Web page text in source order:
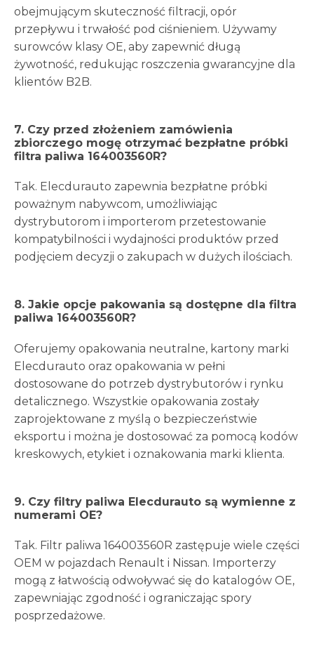
obejmującym skuteczność filtracji, opór
przepływu i trwałość pod ciśnieniem. Używamy
surowców klasy OE, aby zapewnić długą
żywotność, redukując roszczenia gwarancyjne dla
klientów B2B.
7. Czy przed złożeniem zamówienia
zbiorczego mogę otrzymać bezpłatne próbki
filtra paliwa 164003560R?
Tak. Elecdurauto zapewnia bezpłatne próbki
poważnym nabywcom, umożliwiając
dystrybutorom i importerom przetestowanie
kompatybilności i wydajności produktów przed
podjęciem decyzji o zakupach w dużych ilościach.
8. Jakie opcje pakowania są dostępne dla filtra
paliwa 164003560R?
Oferujemy opakowania neutralne, kartony marki
Elecdurauto oraz opakowania w pełni
dostosowane do potrzeb dystrybutorów i rynku
detalicznego. Wszystkie opakowania zostały
zaprojektowane z myślą o bezpieczeństwie
eksportu i można je dostosować za pomocą kodów
kreskowych, etykiet i oznakowania marki klienta.
9. Czy filtry paliwa Elecdurauto są wymienne z
numerami OE?
Tak. Filtr paliwa 164003560R zastępuje wiele części
OEM w pojazdach Renault i Nissan. Importerzy
mogą z łatwością odwoływać się do katalogów OE,
zapewniając zgodność i ograniczając spory
posprzedażowe.